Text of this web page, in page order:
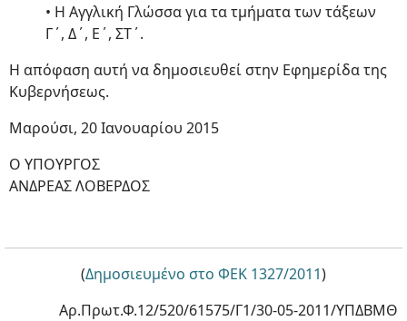
• Η Αγγλική Γλώσσα για τα τμήματα των τάξεων
Γ΄, Δ΄, Ε΄, ΣΤ΄.
Η απόφαση αυτή να δημοσιευθεί στην Εφημερίδα της
Κυβερνήσεως.
Μαρούσι, 20 Ιανουαρίου 2015
Ο ΥΠΟΥΡΓΟΣ
ΑΝΔΡΕΑΣ ΛΟΒΕΡΔΟΣ
(Δημοσιευμένο στο ΦΕΚ 1327/2011)
Αρ.Πρωτ.Φ.12/520/61575/Γ1/30-05-2011/ΥΠΔΒΜΘ